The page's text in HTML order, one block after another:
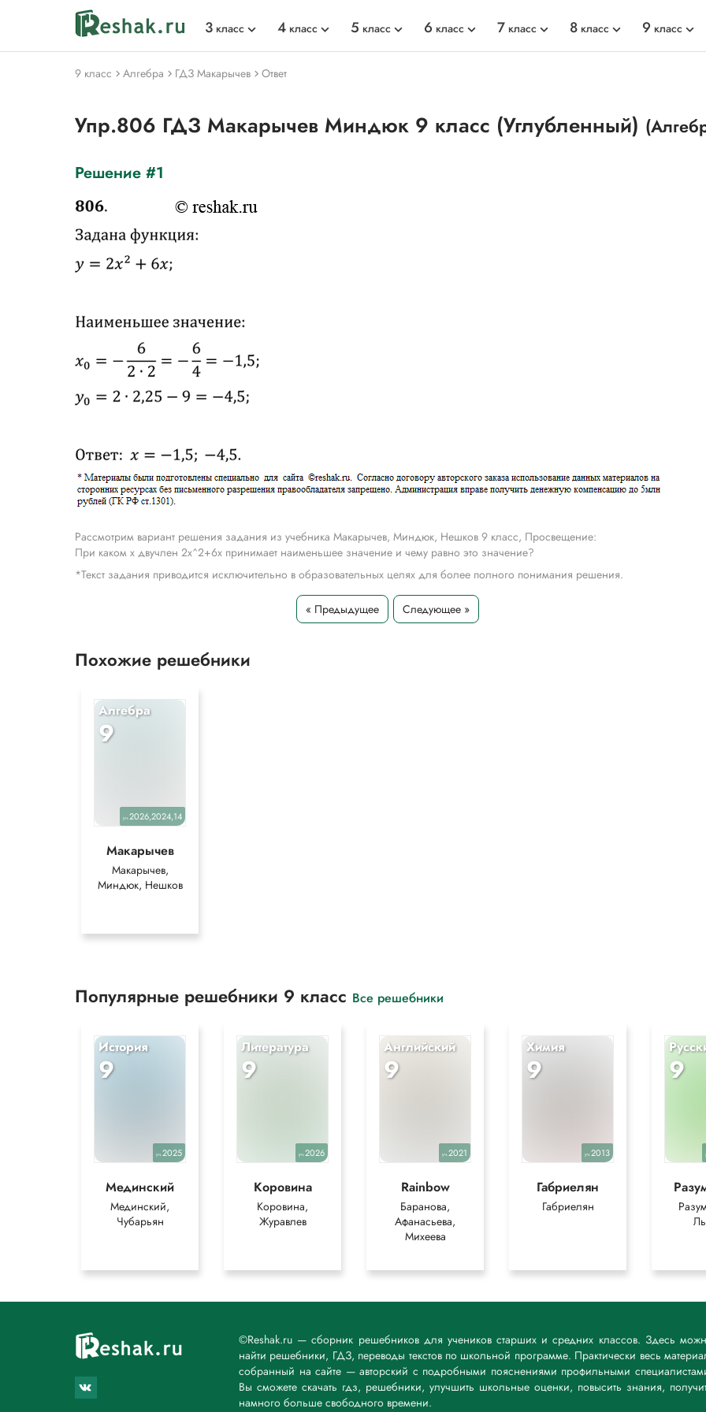
3 класс 4 класс 5 класс 6 класс 7 класс 8 класс 9 класс
9 класс Алгебра ГДЗ Макарычев Ответ
Упр.806 ГДЗ Макарычев Миндюк 9 класс (Углубленный)
Решение #1
Рассмотрим вариант решения задания из учебника Макарычев, Миндюк, Нешков 9 класс, Просвещение:
При каком х двучлен 2x^2+6x принимает наименьшее значение и чему равно это значение?
*Текст задания приводится исключительно в образовательных целях для более полного понимания решения.
« Предыдущее Следующее »
Похожие решебники
Алгебра
9
уч.2026,2024,14
Макарычев
Макарычев,
Миндюк, Нешков
Популярные решебники 9 класс Все решебники
История
9
уч.2025
Мединский
Мединский,
Чубарьян
Литература
9
уч.2026
Коровина
Коровина,
Журавлев
Английский
9
уч.2021
Rainbow
Баранова,
Афанасьева,
Михеева
Химия
9
уч.2013
Габриелян
Габриелян
9
©Reshak.ru — сборник решебников для учеников старших и средних классов. Здесь
найти решебники, ГДЗ, переводы текстов по школьной программе. Практически весь
собранный на сайте — авторский с подробными пояснениями профильными
Вы сможете скачать гдз, решебники, улучшить школьные оценки, повысить знания,
намного больше свободного времени.